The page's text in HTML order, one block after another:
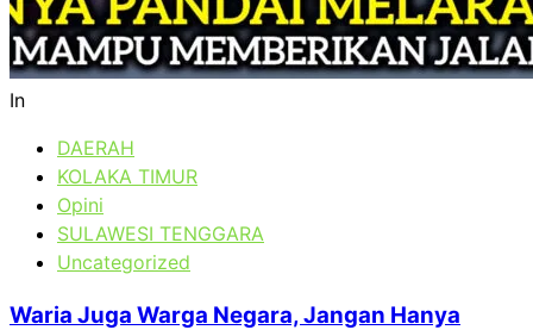
In
DAERAH
KOLAKA TIMUR
Opini
SULAWESI TENGGARA
Uncategorized
Waria Juga Warga Negara, Jangan Hanya